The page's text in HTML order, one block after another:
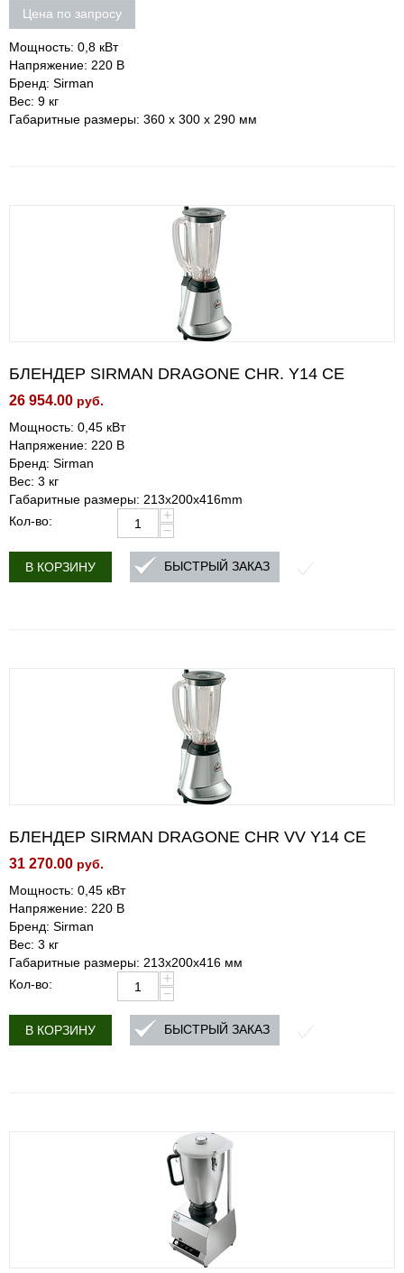
Цена по запросу
Мощность: 0,8 кВт
Напряжение: 220 В
Бренд: Sirman
Вес: 9 кг
Габаритные размеры: 360 х 300 х 290 мм
БЛЕНДЕР SIRMAN DRAGONE CHR. Y14 CE
26 954.00 руб.
Мощность: 0,45 кВт
Напряжение: 220 В
Бренд: Sirman
Вес: 3 кг
Габаритные размеры: 213x200x416mm
Кол-во:
+
−
В КОРЗИНУ БЫСТРЫЙ ЗАКАЗ
БЛЕНДЕР SIRMAN DRAGONE CHR VV Y14 CE
31 270.00 руб.
Мощность: 0,45 кВт
Напряжение: 220 В
Бренд: Sirman
Вес: 3 кг
Габаритные размеры: 213х200х416 мм
Кол-во:
+
−
В КОРЗИНУ БЫСТРЫЙ ЗАКАЗ